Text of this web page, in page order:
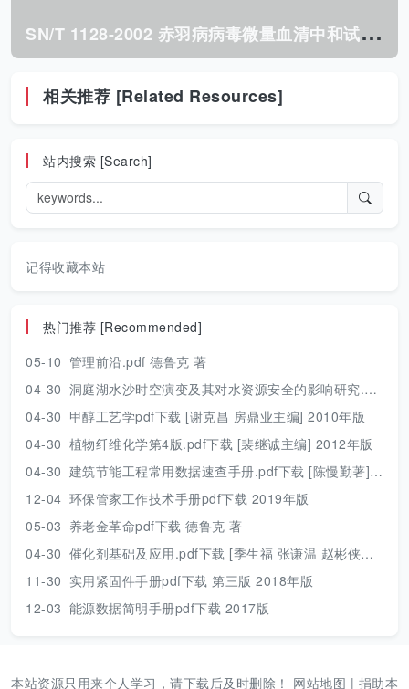
S
N/T 1128-2002 赤羽病病毒微量血清中和试验操作规程.pdf
相关推荐 [Related Resources]
站内搜索 [Search]
记得收藏本站
热门推荐 [Recommended]
05-10 管理前沿.pdf 德鲁克 著
04-30 洞庭湖水沙时空演变及其对水资源安全的影响研究.pdf 胡光伟 著 2017年版
04-30 甲醇工艺学pdf下载 [谢克昌 房鼎业主编] 2010年版
04-30 植物纤维化学第4版.pdf下载 [裴继诚主编] 2012年版
04-30 建筑节能工程常用数据速查手册.pdf下载 [陈慢勤著] 2010年版
12-04 环保管家工作技术手册pdf下载 2019年版
05-03 养老金革命pdf下载 德鲁克 著
04-30 催化剂基础及应用.pdf下载 [季生福 张谦温 赵彬侠编] 2011年版
11-30 实用紧固件手册pdf下载 第三版 2018年版
12-03 能源数据简明手册pdf下载 2017版
本站资源只用来个人学习，请下载后及时删除！ 网站地图 | 捐助本